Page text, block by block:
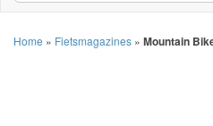
Home » Fietsmagazines » Mountain